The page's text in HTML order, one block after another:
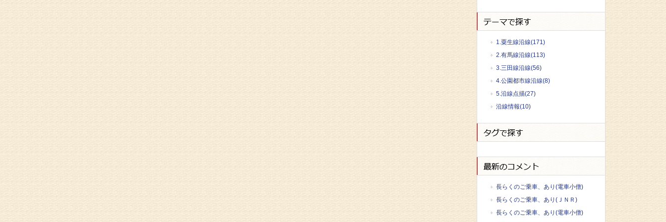
1.粟生線沿線(171)
2.有馬線沿線(113)
3.三田線沿線(56)
4.公園都市線沿線(8)
5.沿線点描(27)
沿線情報(10)
長らくのご乗車、あり(電車小僧)
長らくのご乗車、あり(ＪＮＲ)
長らくのご乗車、あり(電車小僧)